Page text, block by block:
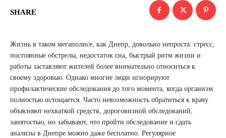
SHARE
Жизнь в таком мегаполисе, как Днепр, довольно непроста: стресс,
постоянные обстрелы, недостаток сна, быстрый ритм жизни и
работы заставляют жителей более внимательно относиться к
своему здоровью. Однако многие люди игнорируют
профилактические обследования до того момента, когда организм
полностью истощается. Часто невозможность обратиться к врачу
объясняют нехваткой средств, дороговизной обследований,
занятостью, но забывают, что пройти обследование и сдать
анализы в Днепре можно даже бесплатно. Регулярное